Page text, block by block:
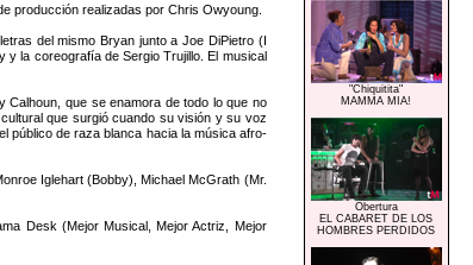
producción realizadas por Chris Owyoung.
del mismo Bryan junto a Joe DiPietro (I
y la coreografía de Sergio Trujillo. El musical
Calhoun, que se enamora de todo lo que no
que surgió cuando su visión y su voz
público de raza blanca hacia la música afro-
Iglehart (Bobby), Michael McGrath (Mr.
Desk (Mejor Musical, Mejor Actriz, Mejor
"Chiquitita"
MAMMA MIA!
Obertura
EL CABARET DE LOS
HOMBRES PERDIDOS